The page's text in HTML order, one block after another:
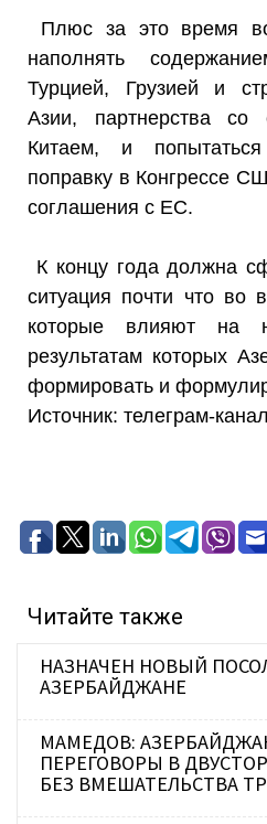
Плюс за это время
наполнять
Турцией, Грузией и
Азии, партнерства
Китаем, и
поправку в Конгрессе
соглашения с ЕС.
К концу года должна
ситуация почти что во
которые влияют на
результатам которых
формировать и
Источник: телеграм-
Читайте также
НАЗНАЧЕН НОВЫЙ
АЗЕРБАЙДЖАНЕ
МАМЕДОВ:
ПЕРЕГОВОРЫ В
БЕЗ ВМЕШАТЕЛЬСТВА